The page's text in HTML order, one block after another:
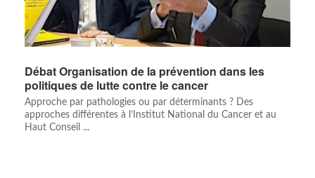
Débat Organisation de la prévention dans les
politiques de lutte contre le cancer
Approche par pathologies ou par déterminants ? Des
approches différentes à l’Institut National du Cancer et au
Haut Conseil ...